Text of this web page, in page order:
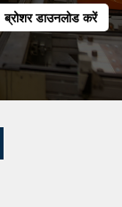
ब्रोशर डाउनलोड करें